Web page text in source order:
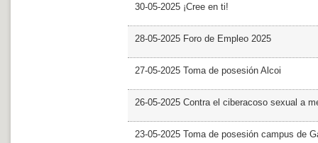
30-05-2025 ¡Cree en ti!
28-05-2025 Foro de Empleo 2025
27-05-2025 Toma de posesión Alcoi
26-05-2025 Contra el ciberacoso sexual a
23-05-2025 Toma de posesión campus de